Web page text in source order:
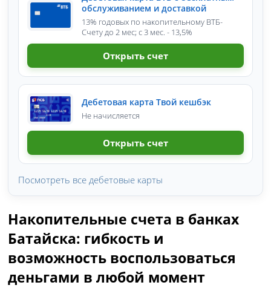
обслуживанием и доставкой
13% годовых по накопительному ВТБ-
Счету до 2 мес; с 3 мес. - 13,5%
Открыть счет
Дебетовая карта Твой кешбэк
Не начисляется
Открыть счет
Посмотреть все дебетовые карты
Накопительные счета в банках
Батайска: гибкость и
возможность воспользоваться
деньгами в любой момент